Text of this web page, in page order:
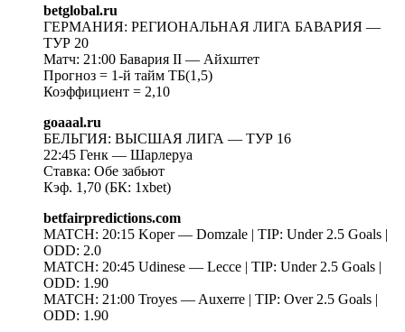
betglobal.ru
ГЕРМАНИЯ: РЕГИОНАЛЬНАЯ ЛИГА БАВАРИЯ —
ТУР 20
Матч: 21:00 Бавария II — Айхштет
Прогноз = 1-й тайм ТБ(1,5)
Коэффициент = 2,10
goaaal.ru
БЕЛЬГИЯ: ВЫСШАЯ ЛИГА — ТУР 16
22:45 Генк — Шарлеруа
Ставка: Обе забьют
Кэф. 1,70 (БК: 1xbet)
betfairpredictions.com
MATCH: 20:15 Koper — Domzale | TIP: Under 2.5 Goals |
ODD: 2.0
MATCH: 20:45 Udinese — Lecce | TIP: Under 2.5 Goals |
ODD: 1.90
MATCH: 21:00 Troyes — Auxerre | TIP: Over 2.5 Goals |
ODD: 1.90